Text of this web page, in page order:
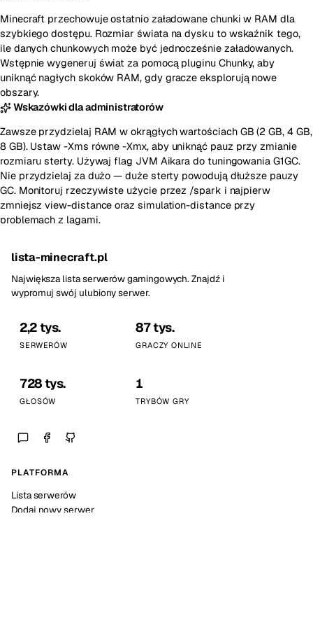
Minecraft przechowuje ostatnio załadowane chunki w RAM dla
szybkiego dostępu. Rozmiar świata na dysku to wskaźnik tego,
ile danych chunkowych może być jednocześnie załadowanych.
Wstępnie wygeneruj świat za pomocą pluginu Chunky, aby
uniknąć nagłych skoków RAM, gdy gracze eksplorują nowe
obszary.
Wskazówki dla administratorów
Zawsze przydzielaj RAM w okrągłych wartościach GB (2 GB, 4 GB,
8 GB). Ustaw -Xms równe -Xmx, aby uniknąć pauz przy zmianie
rozmiaru sterty. Używaj flag JVM Aikara do tuningowania G1GC.
Nie przydzielaj za dużo — duże sterty powodują dłuższe pauzy
GC. Monitoruj rzeczywiste użycie przez /spark i najpierw
zmniejsz view-distance oraz simulation-distance przy
problemach z lagami.
lista-minecraft.pl
Największa lista serwerów gamingowych. Znajdź i
wypromuj swój ulubiony serwer.
2,2 tys.
SERWERÓW
87 tys.
GRACZY ONLINE
728 tys.
GŁOSÓW
1
TRYBÓW GRY
PLATFORMA
Lista serwerów
Dodaj nowy serwer